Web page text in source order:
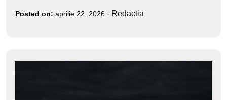
Posted on: aprilie 22, 2026 - Redactia